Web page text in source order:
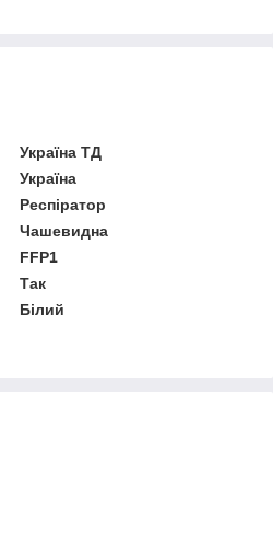
Україна ТД
Україна
Респіратор
Чашевидна
FFP1
Так
Білий